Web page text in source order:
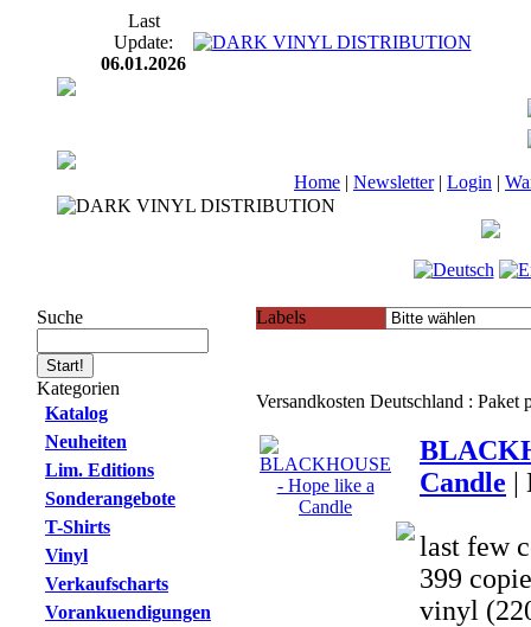
Last
Update:
06.01.2026
Home | Newsletter| Login |
Suche
Kategorien
Katalog
Neuheiten
Lim. Editions
Sonderangebote
T-Shirts
Vinyl
Verkaufscharts
Vorankuendigungen
Labels
Versandkosten Deutschland : Paket
Candle |
last few
399
vinyl